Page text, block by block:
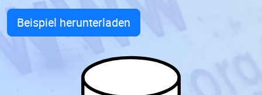
Beispiel herunterladen